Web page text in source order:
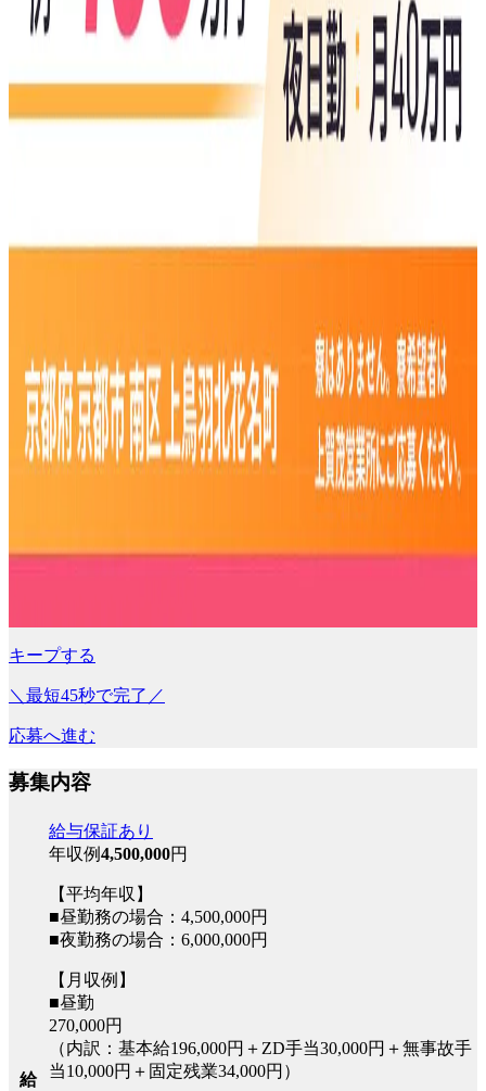
キープする
＼最短45秒で完了／
応募へ進む
募集内容
給
給与保証あり
年収例4,500,000円
【平均年収】
■昼勤務の場合：4,500,000円
■夜勤務の場合：6,000,000円
【月収例】
■昼勤
270,000円
（内訳：基本給196,000円＋ZD手当30,000円＋無事故手
当10,000円＋固定残業34,000円）